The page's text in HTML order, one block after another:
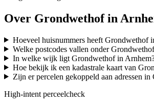
Over Grondwethof in
Hoeveel huisnummers heeft Grondwethof
Welke postcodes vallen onder
In welke wijk ligt Grondwethof in
Hoe bekijk ik een kadastrale kaart van
Zijn er percelen gekoppeld aan adressen
High-intent perceelcheck